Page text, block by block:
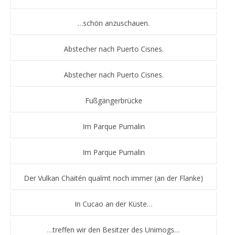
…schön anzuschauen.
Abstecher nach Puerto Cisnes.
Abstecher nach Puerto Cisnes.
Fußgängerbrücke
Im Parque Pumalin
Im Parque Pumalin
Der Vulkan Chaitén qualmt noch immer (an der Flanke)
In Cucao an der Küste…
…treffen wir den Besitzer des Unimogs…